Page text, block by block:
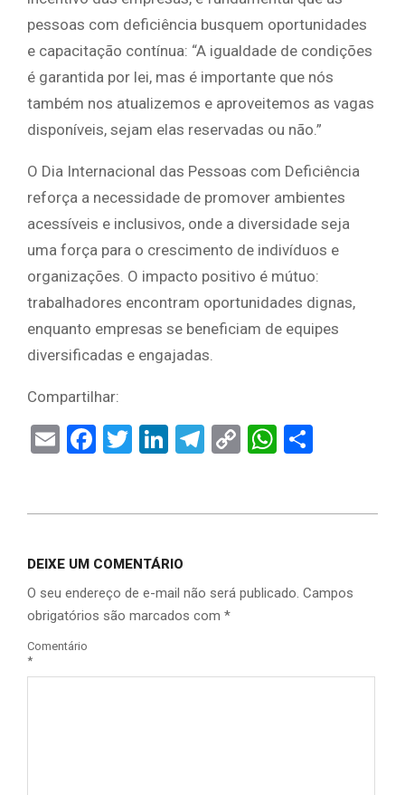
pessoas com deficiência busquem oportunidades
e capacitação contínua: “A igualdade de condições
é garantida por lei, mas é importante que nós
também nos atualizemos e aproveitemos as vagas
disponíveis, sejam elas reservadas ou não.”
O Dia Internacional das Pessoas com Deficiência
reforça a necessidade de promover ambientes
acessíveis e inclusivos, onde a diversidade seja
uma força para o crescimento de indivíduos e
organizações. O impacto positivo é mútuo:
trabalhadores encontram oportunidades dignas,
enquanto empresas se beneficiam de equipes
diversificadas e engajadas.
Compartilhar:
EmailFacebook
Twitter
LinkedIn
Telegram
Copy
DEIXE UM COMENTÁRIO
O seu endereço de e-mail não será publicado. Campos
obrigatórios são marcados com *
Comentário
*